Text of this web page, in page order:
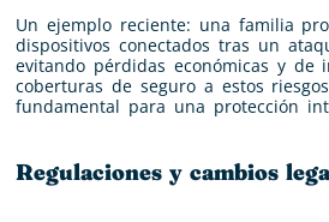
Un ejemplo reciente: una familia
dispositivos conectados tras un
evitando pérdidas económicas y de
coberturas de seguro a estos
fundamental para una protección
Regulaciones y cambios